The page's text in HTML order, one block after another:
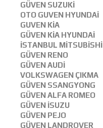
GÜVEN SUZUKİ
OTO GUVEN HYUNDAİ
GUVEN KİA
GÜVEN KİA HYUNDAİ
İSTANBUL MİTSUBİSHİ
GÜVEN RENO
GÜVEN AUDİ
VOLKSWAGEN ÇIKMA
GÜVEN SSANGYONG
GÜVEN ALFA ROMEO
GÜVEN İSUZU
GÜVEN PEJO
GÜVEN LANDROVER